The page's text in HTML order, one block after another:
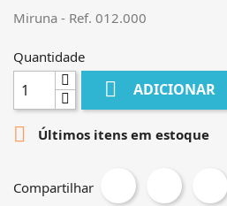
Miruna - Ref. 012.000
Quantidade
 ADICIONAR
 Últimos itens em estoque
Compartilhar